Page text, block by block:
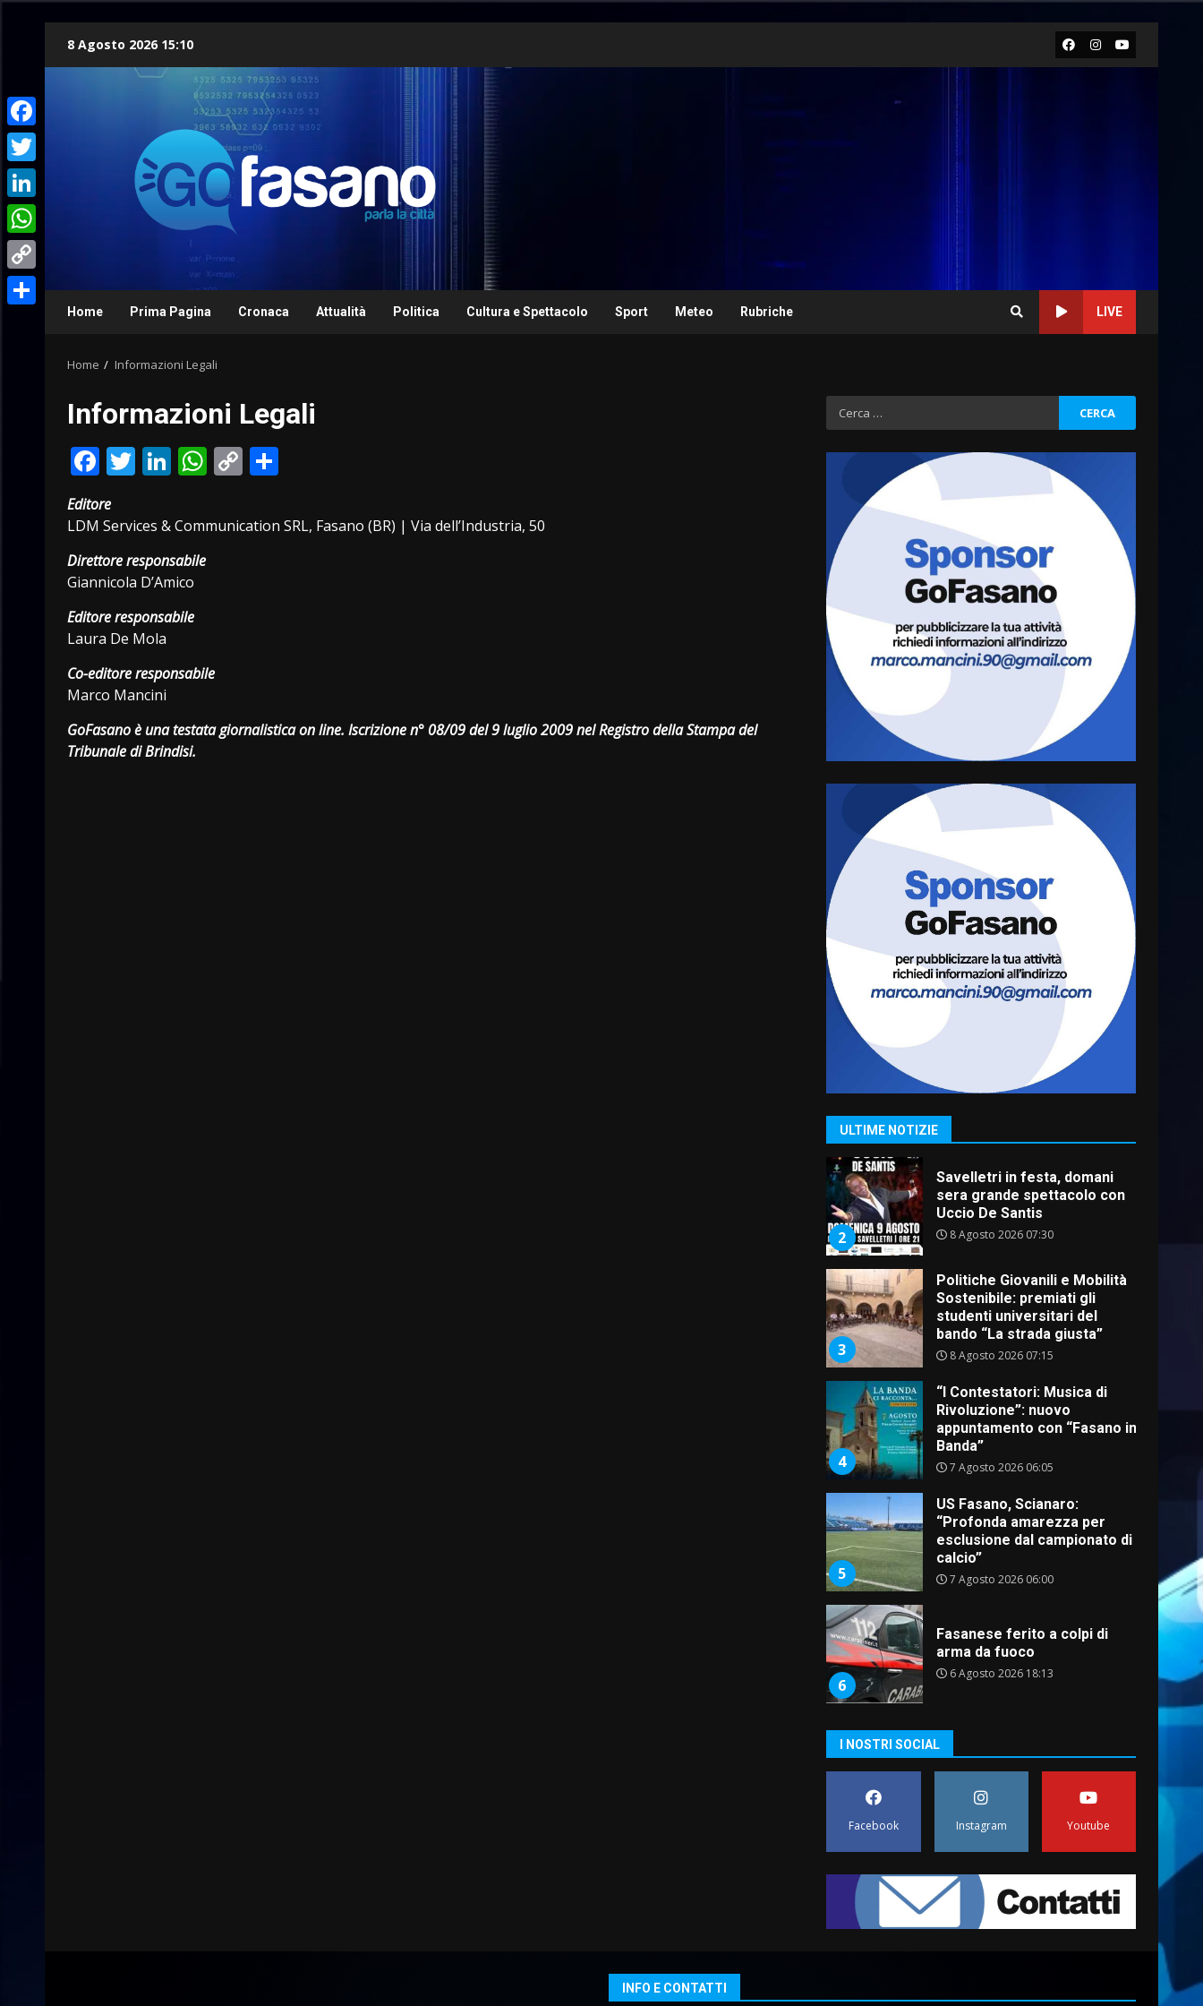
8 Agosto 2026 15:10 Facebook
Instagram
Youtube
Home Prima Pagina Cronaca Attualità Politica Cultura e Spettacolo Sport Meteo Rubriche LIVE
Home Informazioni Legali
Informazioni Legali
Facebook
Twitter
LinkedIn
WhatsApp
Copy
Editore
LDM Services & Communication SRL, Fasano (BR) | Via dell’Industria, 50
Direttore responsabile
Giannicola D’Amico
Editore responsabile
Laura De Mola
Co-editore responsabile
Marco Mancini
GoFasano è una testata giornalistica on line. Iscrizione n° 08/09 del 9 luglio 2009 nel Registro della Stampa del
Tribunale di Brindisi.
Ricerca
per:
ULTIME NOTIZIE
Politiche Giovanili e Mobilità
studenti universitari del
bando “La strada giusta”
8 Agosto 2026 07:15
4
“I Contestatori: Musica di
Rivoluzione”: nuovo
appuntamento con “Fasano in
Banda”
7 Agosto 2026 06:05
5
US Fasano, Scianaro:
“Profonda amarezza per
esclusione dal campionato di
7 Agosto 2026 06:00
Fasanese ferito a colpi di
arma da fuoco
6 Agosto 2026 18:13
7
Carta d’identità: continua il
piano di aperture
straordinarie del Comune di
Fasano
6 Agosto 2026 14:16
1
La Banda Città di Fasano apre
ufficialmente la Festa di
2
Savelletri in festa, domani
sera grande spettacolo con
Uccio De Santis
8 Agosto 2026 07:30
3
Politiche Giovanili e Mobilità
Sostenibile: premiati gli
studenti universitari del
bando “La strada giusta”
8 Agosto 2026 07:15
4
“I Contestatori: Musica di
Rivoluzione”: nuovo
appuntamento con “Fasano in
Banda”
7 Agosto 2026 06:05
5
US Fasano, Scianaro:
“Profonda amarezza per
esclusione dal campionato di
calcio”
7 Agosto 2026 06:00
6
Fasanese ferito a colpi di
arma da fuoco
6 Agosto 2026 18:13
Carta d’identità: continua il
piano di aperture
6 Agosto 2026 14:16
La Banda Città di Fasano apre
Savelletri
8 Agosto 2026 11:00
Uccio De Santis
I NOSTRI SOCIAL
Facebook Instagram Youtube
INFO E CONTATTI
Facebook
Twitter
LinkedIn
WhatsApp
Copy